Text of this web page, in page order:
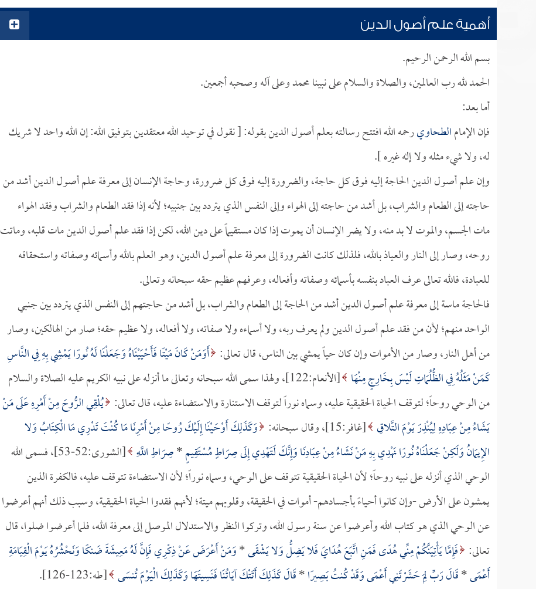
أهمية علم أصول الدين
بسم الله الرحمن الرحيم.
الحمد لله رب العالمين، والصلاة والسلام على نبينا محمد وعلى آله وصحبه أجمعين.
أما بعد:
فإن الإمامالطحاويرحمه الله افتتح رسالته بعلم أصول الدين بقوله: [ نقول في توحيد الله معتقدين بتوفيق الله: إن الله واحد لا شريك
له، ولا شيء مثله ولا إله غيره ].
وإن علم أصول الدين الحاجة إليه فوق كل حاجة، والضرورة إليه فوق كل ضرورة، وحاجة الإنسان إلى معرفة علم أصول الدين أشد من
حاجته إلى الطعام والشراب، بل أشد من حاجته إلى الهواء وإلى النفس الذي يتردد بين جنبيه؛ لأنه إذا فقد الطعام والشراب وفقد الهواء
مات الجسم، والموت لا بد منه، ولا يضر الإنسان أن يموت إذا كان مستقيماً على دين الله، لكن إذا فقد علم أصول الدين مات قلبه، وماتت
روحه، وصار إلى النار والعياذ بالله، فلذلك كانت الضرورة إلى معرفة علم أصول الدين، وهو العلم بالله وأسمائه وصفاته واستحقاقه
للعبادة، فالله تعالى عرف العباد بنفسه بأسمائه وصفاته وأفعاله، وعرفهم عظيم حقه سبحانه وتعالى.
فالحاجة ماسة إلى معرفة علم أصول الدين أشد من الحاجة إلى الطعام والشراب، بل أشد من حاجتهم إلى النفس الذي يتردد بين جنبي
الواحد منهم؛ لأن من فقد علم أصول الدين ولم يعرف ربه، ولا أسماءه ولا صفاته، ولا أفعاله، ولا عظيم حقه؛ صار من الهالكين، وصار
من أهل النار، وصار من الأموات وإن كان حياً يمشي بين الناس، قال تعالى: أَوَمَنْ كَانَ مَيْتًا فَأَحْيَيْنَاهُ وَجَعَلْنَا لَهُ نُورًا يَمْشِي بِهِ فِي النَّاسِ
كَمَنْ مَثَلُهُ فِي الظُّلُمَاتِ لَيْسَ بِخَارِجٍ مِنْهَا
[الأنعام:122]، ولهذا سمى الله سبحانه وتعالى ما أنزله على نبيه الكريم عليه الصلاة والسلام
من الوحي روحاً؛ لتوقف الحياة الحقيقية عليه، وسماه نوراً لتوقف الاستنارة والاستضاءة عليه، قال تعالى: يُلْقِي الرُّوحَ مِنْ أَمْرِهِ عَلَى مَنْ
يَشَاءُ مِنْ عِبَادِهِ لِيُنْذِرَ يَوْمَ التَّلاقِ [غافر:15]، وقال سبحانه:
وَكَذَلِكَ أَوْحَيْنَا إِلَيْكَ رُوحًا مِنْ أَمْرِنَا مَا كُنْتَ تَدْرِي مَا الْكِتَابُ وَلا
الإِيمَانُ وَلَكِنْ جَعَلْنَاهُ نُورًا نَهْدِي بِهِ مَنْ نَشَاءُ مِنْ عِبَادِنَا وَإِنَّكَ لَتَهْدِي إِلَى صِرَاطٍ مُسْتَقِيمٍ*صِرَاطِ اللَّهِ
[الشورى:52-53]، فسمى الله
الوحي الذي أنزله على نبيه روحاً؛ لأن الحياة الحقيقية تتوقف على الوحي، وسماه نوراً؛ لأن الاستضاءة تتوقف عليه، فالكفرة الذين
يمشون على الأرض -وإن كانوا أحياءً بأجسادهم- أموات في الحقيقة، وقلوبهم ميتة؛ لأنهم فقدوا الحياة الحقيقية، وسبب ذلك أنهم أعرضوا
عن الوحي الذي هو كتاب الله وأعرضوا عن سنة رسول الله، وتركوا النظر والاستدلال الموصل إلى معرفة الله، فلما أعرضوا ضلوا، قال
تعالى: فَإِمَّا يَأْتِيَنَّكُمْ مِنِّي هُدًى فَمَنِ اتَّبَعَ هُدَايَ فَلا يَضِلُّ وَلا يَشْقَى*وَمَنْ أَعْرَضَ عَنْ ذِكْرِي فَإِنَّ لَهُ مَعِيشَةً ضَنكًا وَنَحْشُرُهُ يَوْمَ الْقِيَامَةِ
أَعْمَى*قَالَ رَبِّ لِمَ حَشَرْتَنِي أَعْمَى وَقَدْ كُنتُ بَصِيرًا*قَالَ كَذَلِكَ أَتَتْكَ آيَاتُنَا فَنَسِيتَهَا وَكَذَلِكَ الْيَوْمَ تُنسَى [طه:123-126].